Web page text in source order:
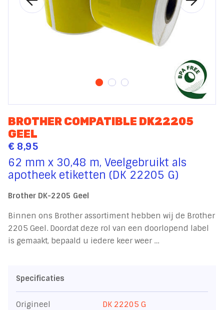
BROTHER COMPATIBLE DK22205
GEEL
€ 8,95
62 mm x 30,48 m, Veelgebruikt als
apotheek etiketten (DK 22205 G)
Brother DK-2205 Geel
Binnen ons Brother assortiment hebben wij de Brother
2205 Geel. Doordat deze rol van een doorlopend label
is gemaakt, bepaald u iedere keer weer …
Specificaties
Origineel DK 22205 G